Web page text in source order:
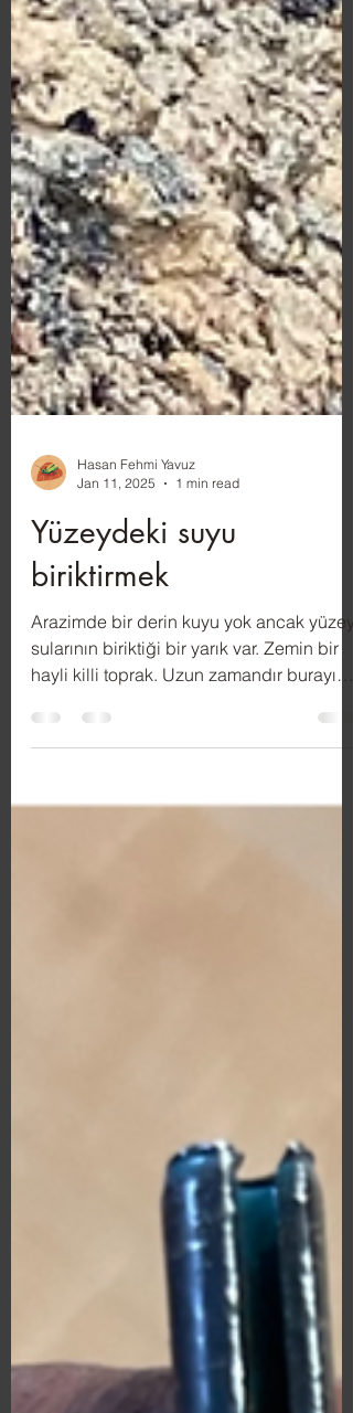
Hasan Fehmi Yavuz
Jan 11, 2025
1 min read
Yüzeydeki suyu
biriktirmek
Arazimde bir derin kuyu yok ancak yüzey
sularının biriktiği bir yarık var. Zemin bir